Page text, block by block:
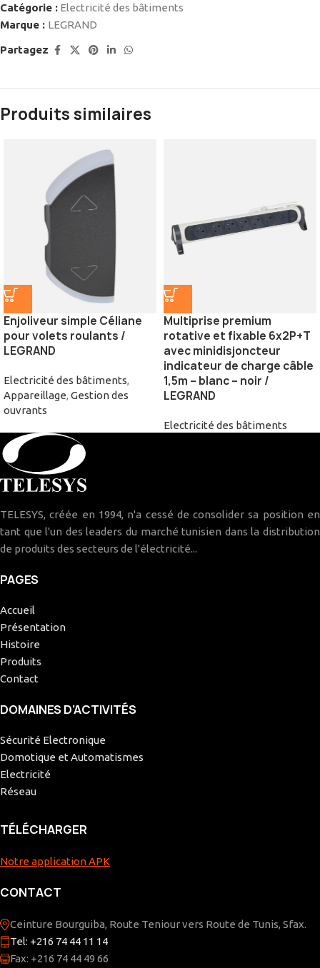
Catégorie : Electricité des bâtiments
Marque : LEGRAND
Partagez
Produits similaires
Enjoliveur simple Céliane
pour volets roulants /
LEGRAND
Electricité des bâtiments,
Appareillage, Gestion des
ouvrants
Multiprise premium
rotative et fixable 6x2P+T
avec minidisjoncteur
indicateur de charge câble
1,5m – blanc – noir /
LEGRAND
Electricité des bâtiments
TELESYS, créée en 1994, n'a cessé de consolider sa position en
tant que l'un des leaders du marché tunisien dans la distribution
de produits des secteurs de l'électricité...
PAGES
Accueil
Présentation
Histoire
Produits
Contact
DOMAINES D’ACTIVITÉS
Sécurité Electronique
Domotique et Automatismes
Electricité
Réseau
TÉLÉCHARGER
Notre application APK
CONTACT
Ceinture Bourguiba, Route Teniour vers Route de Tunis, Sfax.
Tel: +216 74 44 11 14
Fax: +216 74 44 49 66